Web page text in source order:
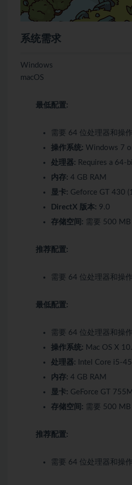
系统需求
Windows
macOS
最低配置:
需要 64 位处理器和操
操作系统: Windows 7
处理器: Requires a 64-
内存: 4 GB RAM
显卡: Geforce GT 430
DirectX 版本: 9.0
存储空间: 需要 500 MB
推荐配置:
需要 64 位处理器和操
最低配置:
需要 64 位处理器和操
操作系统: Mac OS X
处理器: Intel Core i5-
内存: 4 GB RAM
显卡: GeForce GT 755M
存储空间: 需要 500 MB
推荐配置:
需要 64 位处理器和操